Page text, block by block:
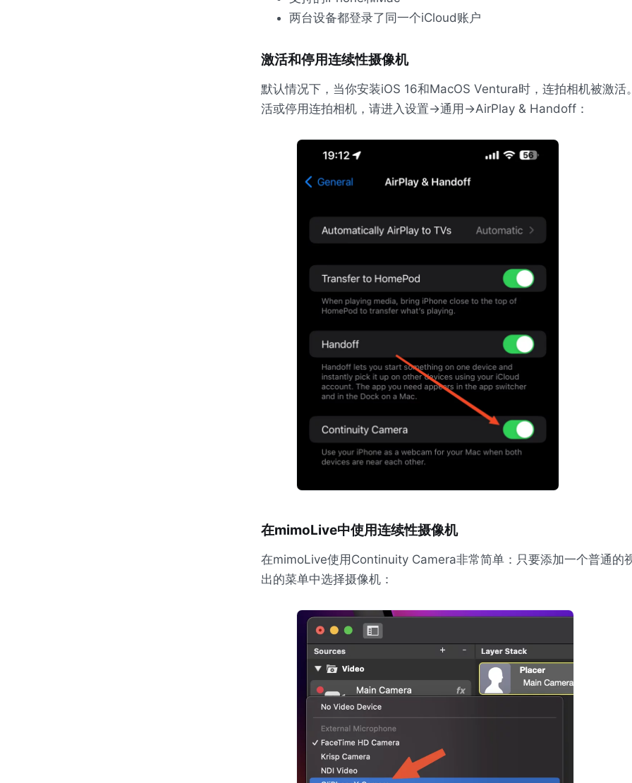
两台设备都登录了同一个iCloud账户
激活和停用连续性摄像机
默认情况下，当你安装iOS 16和MacOS Ventura时，连拍相机被激活
活或停用连拍相机，请进入设置->通用->AirPlay & Handoff：
在mimoLive中使用连续性摄像机
在mimoLive使用Continuity Camera非常简单：只要添加一个普通的
出的菜单中选择摄像机：